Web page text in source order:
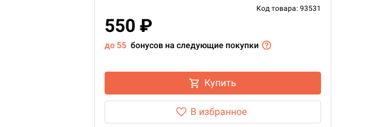
Код товара: 93531
550 ₽
до 55 бонусов на следующие покупки
Купить
В избранное